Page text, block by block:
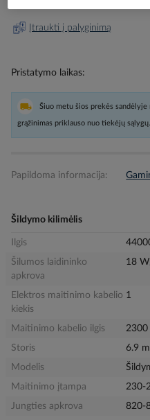
Įtraukti į palyginimą
Pristatymo laikas
Šiuo metu šios prekės sandėlyje
grąžinimas priklauso nuo tiekėjų sąlygų.
Papildoma informacija:
Šildymo kilimėlis
Ilgis
Šilumos laidininko
apkrova
18
Elektros maitinimo kabelio
kiekis
1
Maitinimo kabelio ilgis
2300
Storis
6.9
Modelis
Maitinimo įtampa
230-
Jungties apkrova
820-